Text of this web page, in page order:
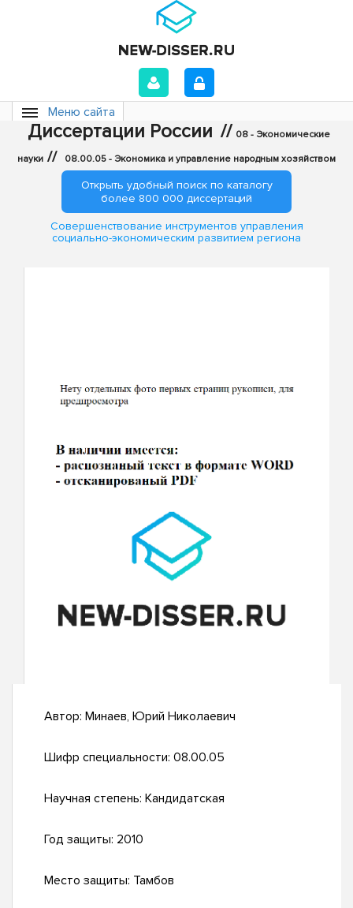
Меню сайта
Диссертации России // 08 - Экономические
науки // 08.00.05 - Экономика и управление народным хозяйством
Открыть удобный поиск по каталогу
более 800 000 диссертаций
Совершенствование инструментов управления
социально-экономическим развитием региона
Автор: Минаев, Юрий Николаевич
Шифр специальности: 08.00.05
Научная степень: Кандидатская
Год защиты: 2010
Место защиты: Тамбов